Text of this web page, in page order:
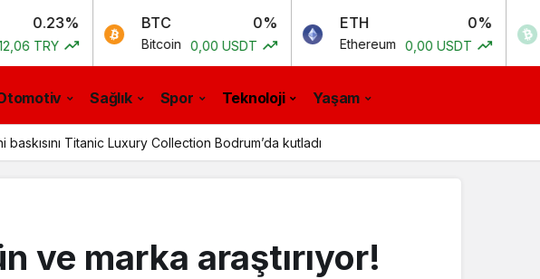
BTC
Bitcoin 0,00 USDT
ETH
Ethereum 0,00 USDT
BCH
Bitcoin
Sağlık Spor Teknoloji Yaşam
Titanic Luxury Collection Bodrum’da kutladı
ve marka araştırıyor!